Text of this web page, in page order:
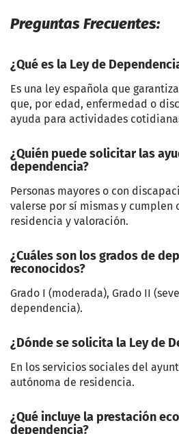
Preguntas Frecuentes:
¿Qué es la Ley de
Es una ley española que
que, por edad, enfermedad o
ayuda para actividades
¿Quién puede solicitar las
dependencia?
Personas mayores o con
valerse por sí mismas y cumplen
residencia y valoración.
¿Cuáles son los grados de
reconocidos?
Grado I (moderada), Grado II
dependencia).
¿Dónde se solicita la Ley de
En los servicios sociales del
autónoma de residencia.
¿Qué incluye la prestación
dependencia?